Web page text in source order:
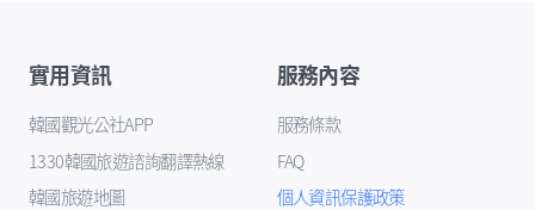
實用資訊
韓國觀光公社APP
1330韓國旅遊諮詢翻譯熱線
韓國旅遊地圖
服務內容
服務條款
FAQ
個人資訊保護政策